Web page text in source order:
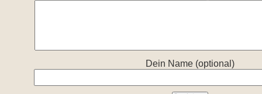
Dein Name (optional)